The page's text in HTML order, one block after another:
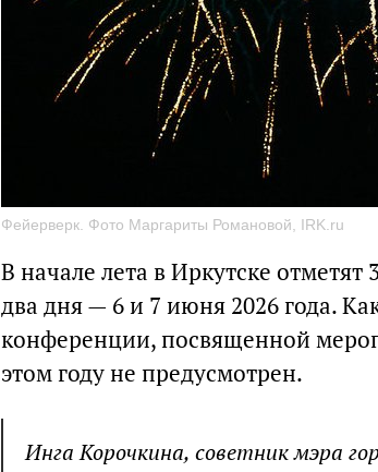
Фейерверк. Фото Маргариты Романовой, IRK.ru
В начале лета в Иркутске
два дня — 6 и 7 июня 2026 года.
конференции, посвященной
этом году не предусмотрен.
Инга Корочкина, советник мэра